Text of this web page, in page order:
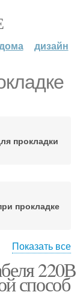
дизайн
прокладки
прокладке
от
Показать все
220В
способ